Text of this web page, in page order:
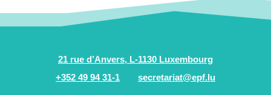
21 rue d’Anvers, L-1130 Luxembourg
+352 49 94 31-1
secretariat@epf.lu